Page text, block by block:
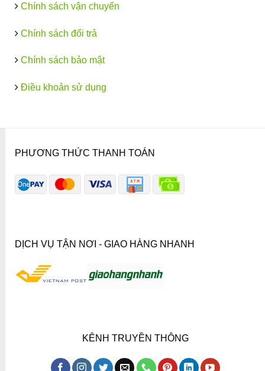
Chính sách vận chuyển
Chính sách đổi trả
Chính sách bảo mật
Điều khoản sử dụng
PHƯƠNG THỨC THANH TOÁN
DỊCH VỤ TẬN NƠI - GIAO HÀNG NHANH
KÊNH TRUYỀN THÔNG